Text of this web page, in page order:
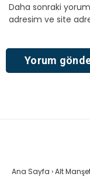
Daha sonraki
adresim ve site
Ana Sayfa ›Alt